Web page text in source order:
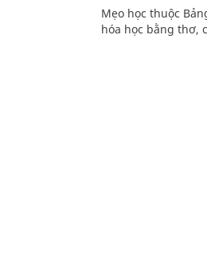
Mẹo học thuộc
hóa học bằng thơ,